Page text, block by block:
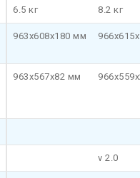
6.5 кг 8.2 кг
963x608x180 мм
963x567x82 мм
v 2.0